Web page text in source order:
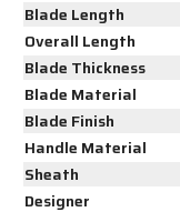
Blade Length
Overall Length
Blade Thickness
Blade Material
Blade Finish
Handle Material
Sheath
Designer